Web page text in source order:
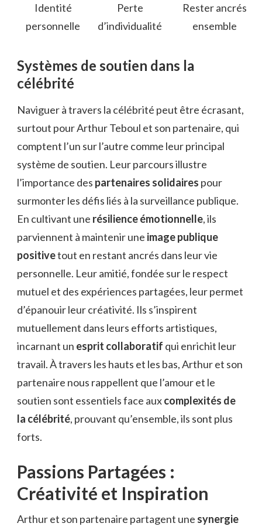
Identité
personnelle
Perte
d’individualité
Rester ancrés
ensemble
Systèmes de soutien dans la
célébrité
Naviguer à travers la célébrité peut être écrasant,
surtout pour Arthur Teboul et son partenaire, qui
comptent l’un sur l’autre comme leur principal
système de soutien. Leur parcours illustre
l’importance des partenaires solidaires pour
surmonter les défis liés à la surveillance publique.
En cultivant une résilience émotionnelle, ils
parviennent à maintenir une image publique
positivetout en restant ancrés dans leur vie
personnelle. Leur amitié, fondée sur le respect
mutuel et des expériences partagées, leur permet
d’épanouir leur créativité. Ils s’inspirent
mutuellement dans leurs efforts artistiques,
incarnant un esprit collaboratif qui enrichit leur
travail. À travers les hauts et les bas, Arthur et son
partenaire nous rappellent que l’amour et le
soutien sont essentiels face auxcomplexités de
la célébrité, prouvant qu’ensemble, ils sont plus
forts.
Passions Partagées :
Créativité et Inspiration
Arthur et son partenaire partagent une synergie